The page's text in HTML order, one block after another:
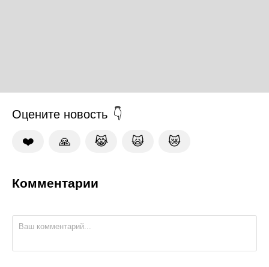
Оцените новость
❤️ 🙏 😹 🙀 😿
Комментарии